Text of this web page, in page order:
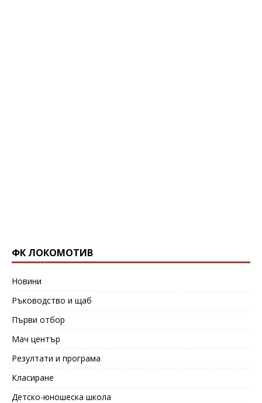
ФК ЛОКОМОТИВ
Новини
Ръководство и щаб
Първи отбор
Мач център
Резултати и програма
Класиране
Детско-юношеска школа